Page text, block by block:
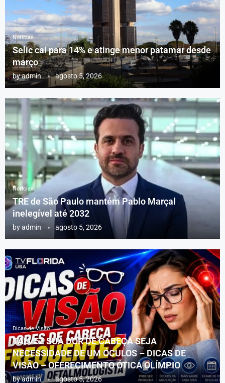
Notícias
Selic cai para 14% e atinge menor patamar desde
março
byadmin agosto 5, 2026
Notícias
TRE de São Paulo mantém Pablo Marçal
inelegível até 2032
byadmin agosto 5, 2026
Dicas de Visão
TALVEZ SUA DOR DE CABEÇA SEJA
NECESSIDADE DE UM ÓCULOS – DICAS DE
VISÃO – OFERECIMENTO ÓTICA OLÍMPIO
byadmin agosto 5, 2026